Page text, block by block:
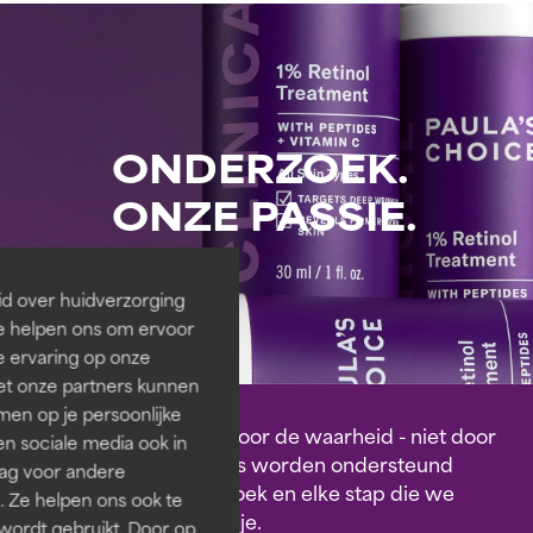
over huidverzorging
helpen ons om ervoor
ervaring op onze
onze partners kunnen
op je persoonlijke
sociale media ook in
voor andere
helpen ons ook te
gebruikt. Door op
ONDERZOEK.
ONZE PASSIE.
We laten ons leiden door de waarheid - niet door
trends. Onze formules worden ondersteund
door grondig onderzoek en elke stap die we
zetten, delen we met je.